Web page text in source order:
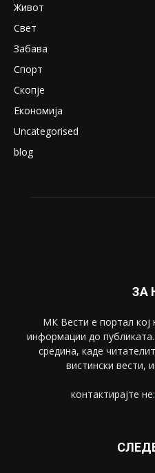
Живот
Свет
Забава
Спорт
Скопје
Економија
Uncategorised
blog
ЗА
МК Вести е портал коj
информации до
средина, каде
вистински вести,
контактирајте не: